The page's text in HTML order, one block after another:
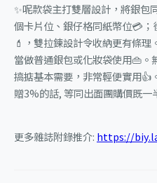
✨呢款袋主打雙層設計，將銀包
個卡片位、銀仔格同紙幣位💳
💄，雙拉鍊設計令收納更有條
當做普通銀包或化妝袋使用👜
搞掂基本需要，非常輕便實用
贈3%的話, 等同出面團購價既一
更多雜誌附錄推介: https://